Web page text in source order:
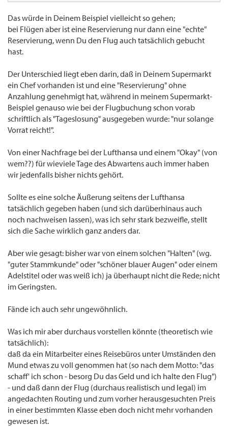
Das würde in Deinem Beispiel vielleicht so gehen;
bei Flügen aber ist eine Reservierung nur dann eine "echte"
Reservierung, wenn Du den Flug auch tatsächlich gebucht
hast.
Der Unterschied liegt eben darin, daß in Deinem Supermarkt
ein Chef vorhanden ist und eine "Reservierung" ohne
Anzahlung genehmigt hat, während in meinem Supermarkt-
Beispiel genauso wie bei der Flugbuchung schon vorab
schriftlich als "Tageslosung" ausgegeben wurde: "nur solange
Vorrat reicht!".
Von einer Nachfrage bei der Lufthansa und einem "Okay" (von
wem??) für wieviele Tage des Abwartens auch immer haben
wir jedenfalls bisher nichts gehört.
Sollte es eine solche Äußerung seitens der Lufthansa
tatsächlich gegeben haben (und sich darüberhinaus auch
noch nachweisen lassen), was ich sehr stark bezweifle, stellt
sich die Sache wirklich ganz anders dar.
Aber wie gesagt: bisher war von einem solchen "Halten" (wg.
"guter Stammkunde" oder "schöner blauer Augen" oder einem
Adelstitel oder was weiß ich) ja überhaupt nicht die Rede; nicht
im Geringsten.
Fände ich auch sehr ungewöhnlich.
Was ich mir aber durchaus vorstellen könnte (theoretisch wie
tatsächlich):
daß da ein Mitarbeiter eines Reisebüros unter Umständen den
Mund etwas zu voll genommen hat (so nach dem Motto: "das
schaff' ich schon - besorg Du das Geld und ich halte den Flug")
- und daß dann der Flug (durchaus realistisch und legal) im
angedachten Routing und zum vorher herausgesuchten Preis
in einer bestimmten Klasse eben doch nicht mehr vorhanden
gewesen ist.